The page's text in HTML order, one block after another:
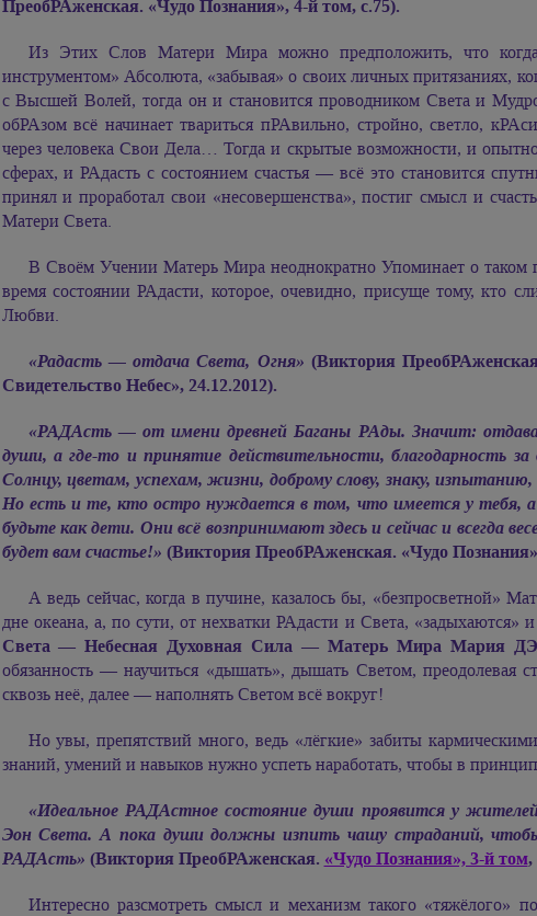
ПреобРАженская. «Чудо Познания», 4-й том, с.75).
Из Этих Слов Матери Мира можно предположить, что когда
инструментом» Абсолюта, «забывая» о своих личных притязаниях,
с Высшей Волей, тогда он и становится проводником Света и
обРАзом всё начинает твариться пРАвильно, стройно, светло,
через человека Свои Дела… Тогда и скрытые возможности, и
сферах, и РАдасть с состоянием счастья — всё это становится
принял и проработал свои «несовершенства», постиг смысл и
Матери Света.
В Своём Учении Матерь Мира неоднократно Упоминает о
время состоянии РАдасти, которое, очевидно, присуще тому, кто
Любви.
«Радасть — отдача Света, Огня» (Виктория
Свидетельство Небес», 24.12.2012).
«РАДАсть — от имени древней Баганы РАды. Значит:
души, а где-то и принятие действительности, благодарность
Солнцу, цветам, успехам, жизни, доброму слову, знаку,
Но есть и те, кто остро нуждается в том, что имеется у тебя,
будьте как дети. Они всё возпринимают здесь и сейчас и всегда
будет вам счастье!» (Виктория ПреобРАженская. «Чудо
А ведь сейчас, когда в пучине, казалось бы, «безпросветной»
дне океана, а, по сути, от нехватки РАдасти и Света,
Света — Небесная Духовная Сила — Матерь МираМария
обязанность — научиться «дышать», дышать Светом, преодолевая
сквозь неё, далее — наполнять Светом всё вокруг!
Но увы, препятствий много, ведь «лёгкие» забиты
знаний, умений и навыков нужно успеть наработать, чтобы в
«Идеальное РАДАстное состояние души проявится у
Эон Света. А пока души должны изпить чашу страданий,
РАДАсть» (Виктория ПреобРАженская. «Чудо Познания», 3-й том,
Интересно разсмотреть смысл и механизм такого «тяжёлого»